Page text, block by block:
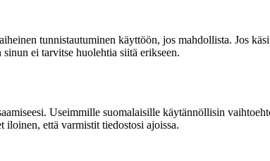
tunnistautuminen käyttöön, jos mahdollista. Jos
ei tarvitse huolehtia siitä erikseen.
Useimmille suomalaisille käytännöllisin
että varmistit tiedostosi ajoissa.